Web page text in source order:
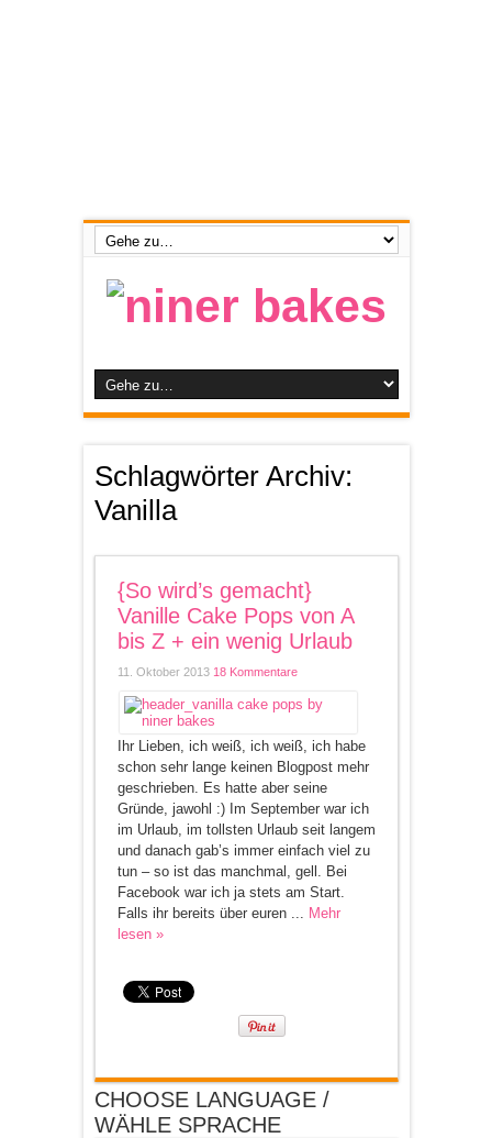
Schlagwörter Archiv:
Vanilla
{So wird’s gemacht}
Vanille Cake Pops von A
bis Z + ein wenig Urlaub
11. Oktober 2013 18 Kommentare
Ihr Lieben, ich weiß, ich weiß, ich habe
schon sehr lange keinen Blogpost mehr
geschrieben. Es hatte aber seine
Gründe, jawohl :) Im September war ich
im Urlaub, im tollsten Urlaub seit langem
und danach gab’s immer einfach viel zu
tun – so ist das manchmal, gell. Bei
Facebook war ich ja stets am Start.
Falls ihr bereits über euren ... Mehr
lesen »
CHOOSE LANGUAGE /
WÄHLE SPRACHE